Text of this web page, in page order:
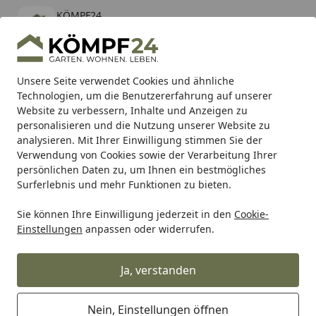
Unsere Seite verwendet Cookies und ähnliche
Technologien, um die Benutzererfahrung auf unserer
Website zu verbessern, Inhalte und Anzeigen zu
personalisieren und die Nutzung unserer Website zu
analysieren. Mit Ihrer Einwilligung stimmen Sie der
Verwendung von Cookies sowie der Verarbeitung Ihrer
persönlichen Daten zu, um Ihnen ein bestmögliches
Surferlebnis und mehr Funktionen zu bieten.
Sie können Ihre Einwilligung jederzeit in den Cookie-
Einstellungen anpassen oder widerrufen.
Ja, verstanden
Nein, Einstellungen öffnen
KÖMPF24
kostenlos - Im App Store
Hotline
Alle Produkte
Mein Konto
Suchen
Karibu Pools inkl. gratis Sandfilteranlage & Pool-
Starterset (Gesamtwert bis 468,99€)
Startseite
Freizeit & Sport Campingbedarf & Outdoorbedarf
WMF KINEO Isolierkanne 1,0 l